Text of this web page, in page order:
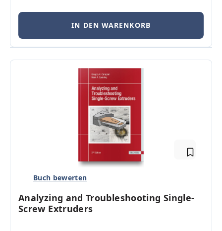
IN DEN WARENKORB
Buch bewerten
Analyzing and Troubleshooting Single-
Screw Extruders